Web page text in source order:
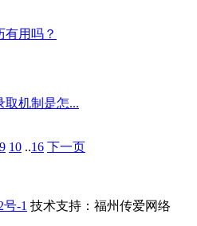
有用吗？
取机制是怎...
9 10 ..16 下一页
号-1 技术支持：福州传爱网络